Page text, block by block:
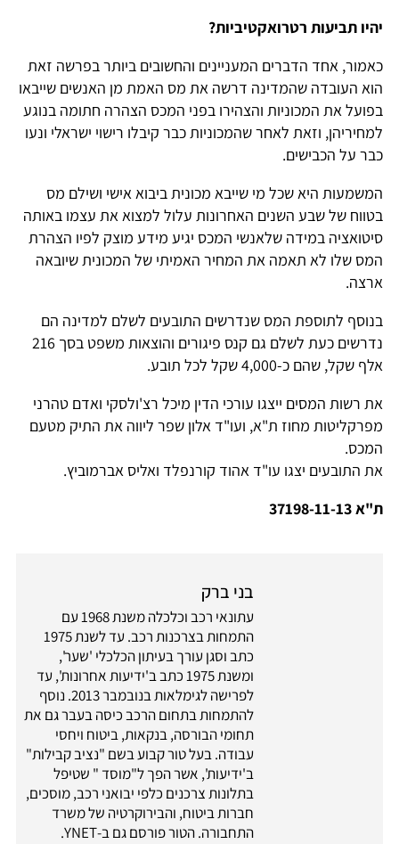
יהיו תביעות רטרואקטיביות?
כאמור, אחד הדברים המעניינים והחשובים ביותר בפרשה זאת
הוא העובדה שהמדינה דרשה את מס האמת מן האנשים שייבאו
בפועל את המכוניות והצהירו בפני המכס הצהרה חתומה בנוגע
למחיריהן, וזאת לאחר שהמכוניות כבר קיבלו רישוי ישראלי ונעו
כבר על הכבישים.
המשמעות היא שכל מי שייבא מכונית ביבוא אישי ושילם מס
בטווח של שבע השנים האחרונות עלול למצוא את עצמו באותה
סיטואציה במידה שלאנשי המכס יגיע מידע מוצק לפיו הצהרת
המס שלו לא תאמה את המחיר האמיתי של המכונית שיובאה
ארצה.
בנוסף לתוספת המס שנדרשים התובעים לשלם למדינה הם
נדרשים כעת לשלם גם קנס פיגורים והוצאות משפט בסך 216
אלף שקל, שהם כ-4,000 שקל לכל תובע.
את רשות המסים ייצגו עורכי הדין מיכל רצ'ולסקי ואדם טהרני
מפרקליטות מחוז ת"א, ועו"ד אלון שפר ליווה את התיק מטעם
המכס.
את התובעים יצגו עו"ד אהוד קורנפלד ואליס אברמוביץ.
ת"א 37198-11-13
בני ברק
עתונאי רכב וכלכלה משנת 1968 עם
התמחות בצרכנות רכב. עד לשנת 1975
כתב וסגן עורך בעיתון הכלכלי 'שער',
ומשנת 1975 כתב ב'ידיעות אחרונות', עד
לפרישה לגימלאות בנובמבר 2013. נוסף
להתמחות בתחום הרכב כיסה בעבר גם את
תחומי הבורסה, בנקאות, ביטוח ויחסי
עבודה. בעל טור קבוע בשם "נציב קבילות"
ב'ידיעות', אשר הפך ל"מוסד " שטיפל
בתלונות צרכנים כלפי יבואני רכב, מוסכים,
חברות ביטוח, והבירוקרטיה של משרד
התחבורה. הטור פורסם גם ב-YNET.